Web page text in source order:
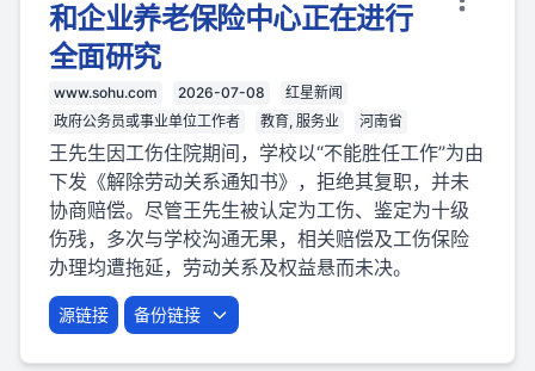
和企业养老保险中心正在进行
全面研究
www.sohu.com 2026-07-08
红星新闻
政府公务员或事业单位工作者
教育, 服务业 河南省
王先生因工伤住院期间，学校以“不能胜任工作”为由
下发《解除劳动关系通知书》，拒绝其复职，并未
协商赔偿。尽管王先生被认定为工伤、鉴定为十级
伤残，多次与学校沟通无果，相关赔偿及工伤保险
办理均遭拖延，劳动关系及权益悬而未决。
源链接 备份链接